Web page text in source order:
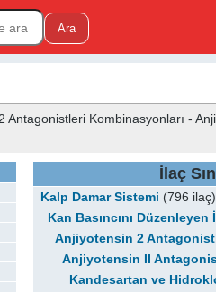
Antagonistleri Kombinasyonları -
İlaç
Kalp Damar Sistemi (796 ilaç)
Kan Basıncını Düzenleyen
Anjiyotensin 2
Anjiyotensin II
Kandesartan ve